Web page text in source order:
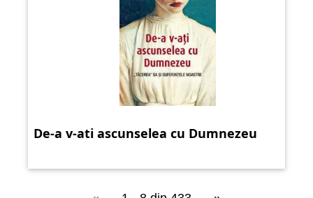
De-a v-ati ascunselea cu Dumnezeu